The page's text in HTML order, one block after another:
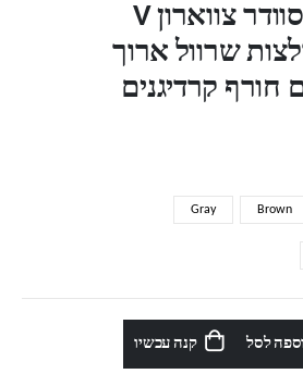
מזדמנים נשים סוודר צווארון V
שרוול ארוך
חורף קרדיגנים
Brown
Gray
לסל קנה עכשיו